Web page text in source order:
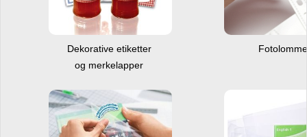
Dekorative etiketter
og merkelapper